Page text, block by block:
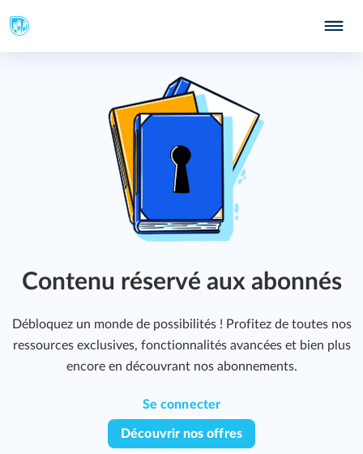
Contenu réservé aux abonnés
Débloquez un monde de possibilités ! Profitez de toutes nos
ressources exclusives, fonctionnalités avancées et bien plus
encore en découvrant nos abonnements.
Se connecter
Découvrir nos offres